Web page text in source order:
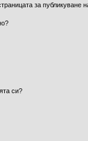
за публикуване
си?